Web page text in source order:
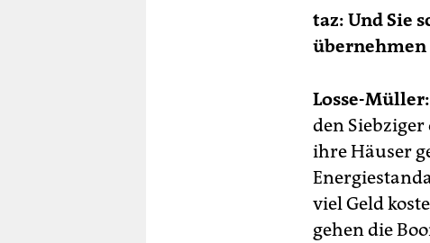
taz: Und Sie
übernehmen
Losse-Müller:
den
ihre Häuser
viel Geld
gehen die